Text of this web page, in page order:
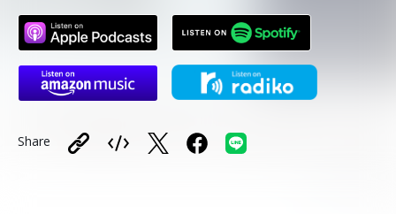
Share